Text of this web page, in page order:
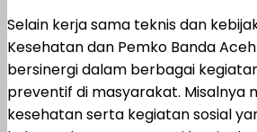
Selain kerja sama teknis dan
Kesehatan dan Pemko Banda
bersinergi dalam berbagai
preventif di masyarakat. Misalnya
kesehatan serta kegiatan sosial